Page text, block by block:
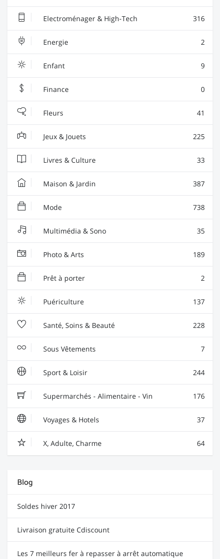
Electroménager & High-Tech 316
Energie 2
Enfant 9
Finance 0
Fleurs 41
Jeux & Jouets 225
Livres & Culture 33
Maison & Jardin 387
Mode 738
Multimédia & Sono 35
Photo & Arts 189
Prêt à porter 2
Puériculture 137
Santé, Soins & Beauté 228
Sous Vêtements 7
Sport & Loisir 244
Supermarchés - Alimentaire - Vin 176
Voyages & Hotels 37
X, Adulte, Charme 64
Blog
Soldes hiver 2017
Livraison gratuite Cdiscount
Les 7 meilleurs fer à repasser à arrêt automatique